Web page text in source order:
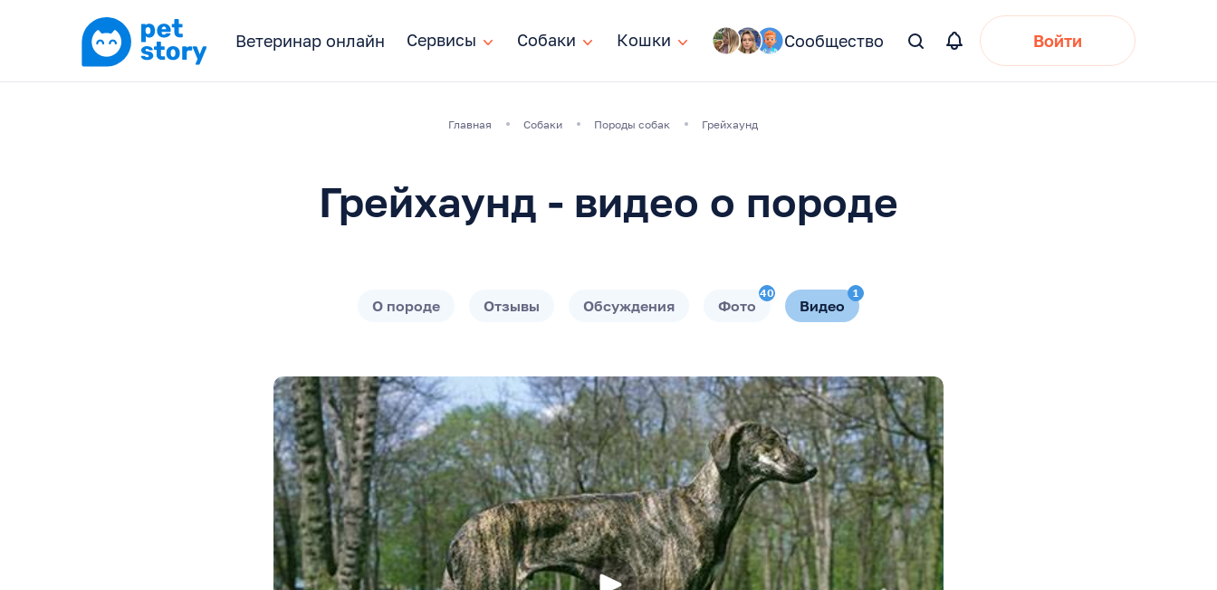
Ветеринар онлайн Сервисы
Сервисы Собаки
Собаки Кошки
Кошки Сообщество Войти
Главная Собаки Породы собак Грейхаунд
Грейхаунд - видео о породе
О породе Отзывы Обсуждения Фото
40
Видео
1